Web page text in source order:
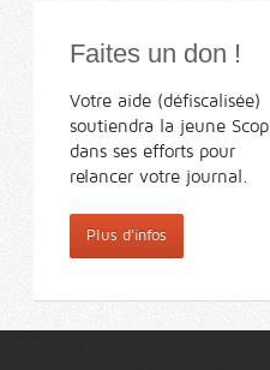
Faites un don !
Votre aide (défiscalisée)
soutiendra la jeune Scop
dans ses efforts pour
relancer votre journal.
Plus d'infos